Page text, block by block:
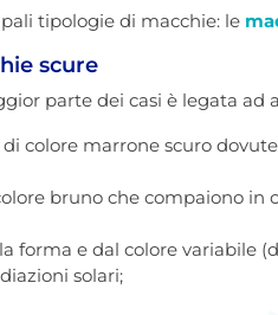
tipologie di macchie: le
scure
parte dei casi è legata
colore marrone scuro
bruno che compaiono in
forma e dal colore variabile
solari;